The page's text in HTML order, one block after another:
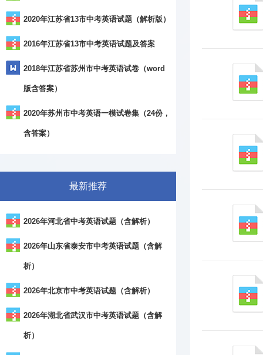
2020年江苏省13市中考英语试题（解析版）
2016年江苏省13市中考英语试题及答案
2018年江苏省苏州市中考英语试卷（word
版含答案）
2020年苏州市中考英语一模试卷集（24份，
含答案）
最新推荐
2026年河北省中考英语试题（含解析）
2026年山东省泰安市中考英语试题（含解
析）
2026年北京市中考英语试题（含解析）
2026年湖北省武汉市中考英语试题（含解
析）